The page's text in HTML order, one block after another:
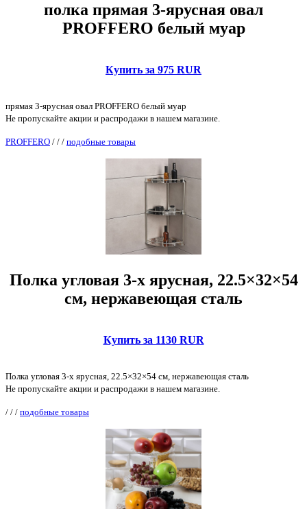
полка прямая 3-ярусная овал
PROFFERO белый муар
Купить за 975 RUR
прямая 3-ярусная овал PROFFERO белый муар
Не пропускайте акции и распродажи в нашем магазине.
PROFFERO / / / подобные товары
Полка угловая 3-х ярусная, 22.5×32×54
см, нержавеющая сталь
Купить за 1130 RUR
Полка угловая 3-х ярусная, 22.5×32×54 см, нержавеющая сталь
Не пропускайте акции и распродажи в нашем магазине.
/ / / подобные товары